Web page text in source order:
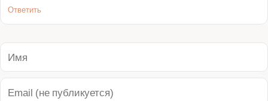
Ответить